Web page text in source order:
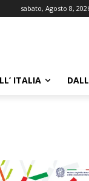
sabato, Agosto 8,
ITALIA